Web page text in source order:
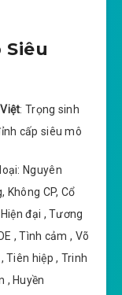
: Trọng sinh
cấp siêu mô
Nguyên
Không CP, Cổ
đại , Tương
, Tình cảm , Võ
Tiên hiệp , Trinh
, Huyền